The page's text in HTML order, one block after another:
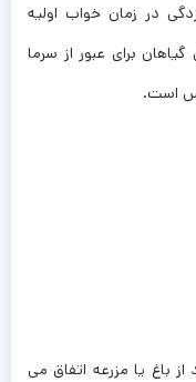
در زمان خواب اولیه
برای عبور از سرما
باغ یا مزرعه اتفاق می